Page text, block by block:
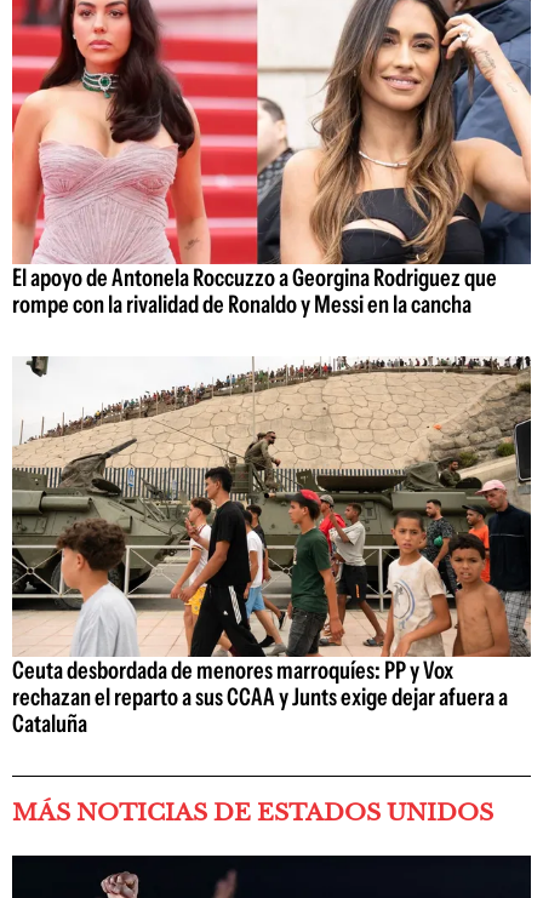
El apoyo de Antonela Roccuzzo a Georgina Rodriguez que
rompe con la rivalidad de Ronaldo y Messi en la cancha
Ceuta desbordada de menores marroquíes: PP y Vox
rechazan el reparto a sus CCAA y Junts exige dejar afuera a
Cataluña
MÁS NOTICIAS DE ESTADOS UNIDOS